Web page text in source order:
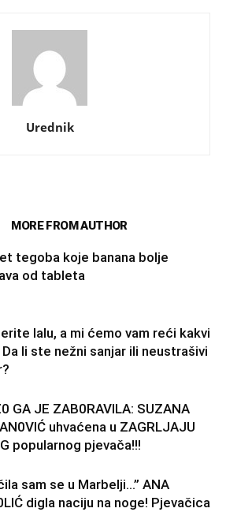
Urednik
MORE FROM AUTHOR
tegoba koje banana bolje
od tableta
lalu, a mi ćemo vam reći kakvi
li ste nežni sanjar ili neustrašivi
GA JE ZAB0RAVlLA: SUZANA
uhvaćena u ZAGRLJAJU
popularnog pjevača!!!
sam se u Marbelji…” ANA
digla naciju na noge! Pjevačica